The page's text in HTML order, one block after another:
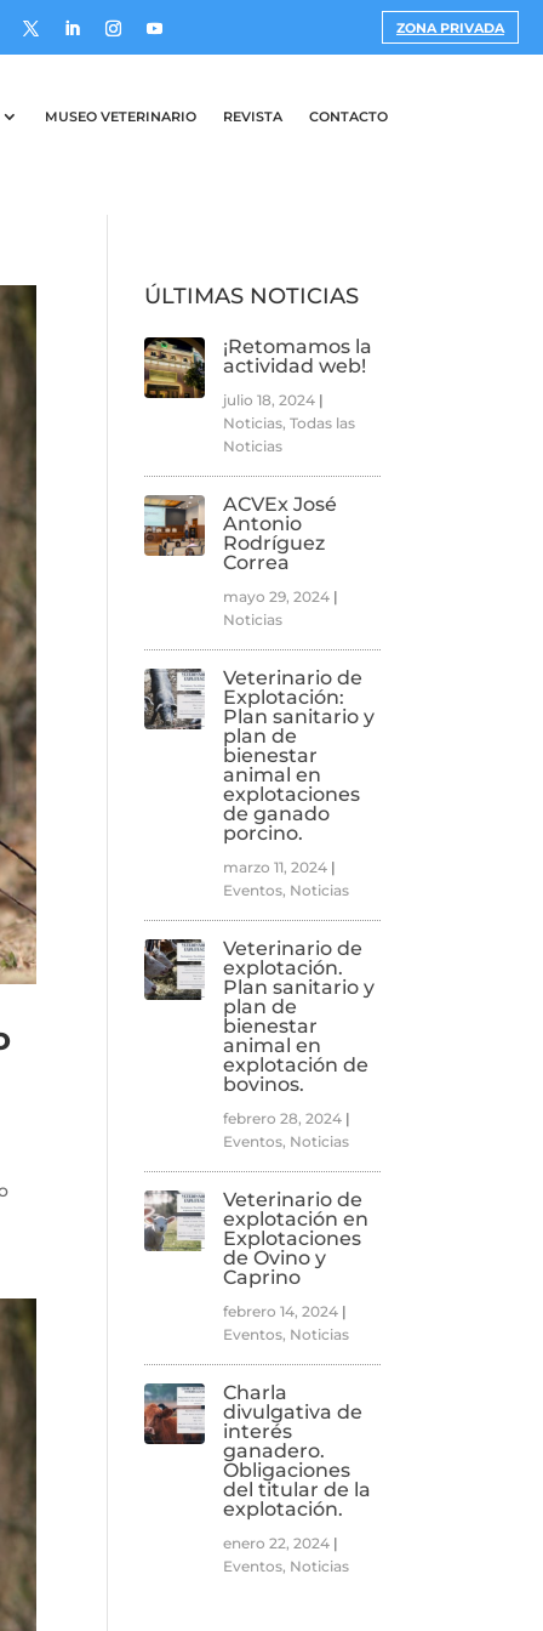
ZONA PRIVADA
MUSEO VETERINARIO REVISTA CONTACTO
ÚLTIMAS NOTICIAS
¡Retomamos la
actividad web!
julio 18, 2024 |
Noticias,Todas las
Noticias
ACVEx José
Antonio
Rodríguez
Correa
mayo 29, 2024 |
Noticias
Veterinario de
Explotación:
Plan sanitario y
plan de
bienestar
animal en
explotaciones
de ganado
porcino.
marzo 11, 2024 |
Eventos, Noticias
Veterinario de
explotación.
Plan sanitario y
plan de
bienestar
animal en
explotación de
bovinos.
febrero 28, 2024 |
Eventos, Noticias
Veterinario de
explotación en
Explotaciones
de Ovino y
Caprino
febrero 14, 2024 |
Eventos, Noticias
Charla
divulgativa de
interés
ganadero.
Obligaciones
del titular de la
explotación.
enero 22, 2024 |
Eventos, Noticias